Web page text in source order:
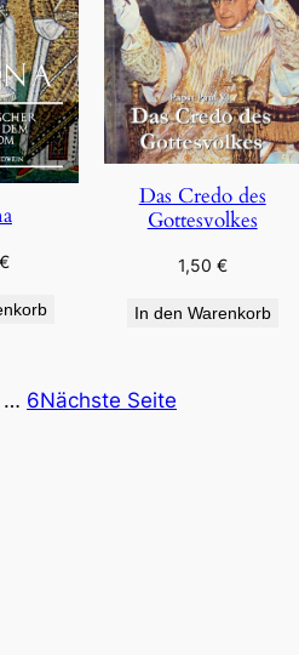
€
Das Credo des
Gottesvolkes
1,50 €
In den Warenkorb
… 6Nächste Seite